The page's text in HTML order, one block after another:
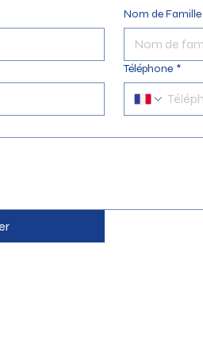
Nom de Famille
Téléphone *